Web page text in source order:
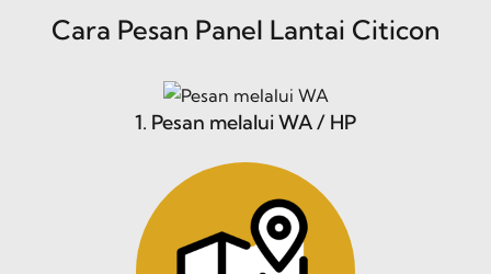
Cara Pesan Panel Lantai Citicon
1. Pesan melalui WA / HP